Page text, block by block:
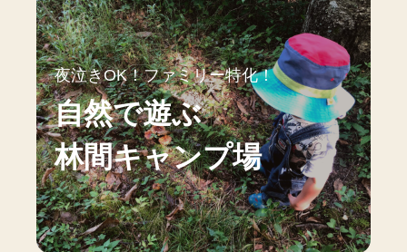
夜泣きOK！ファミリー特化！
自然で遊ぶ
林間キャンプ場